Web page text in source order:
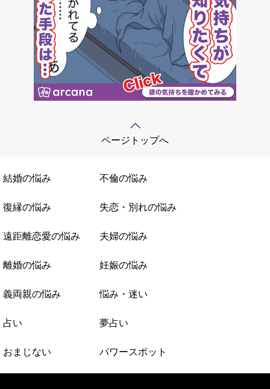
ページトップへ
結婚の悩み 不倫の悩み
復縁の悩み 失恋・別れの悩み
遠距離恋愛の悩み 夫婦の悩み
離婚の悩み 妊娠の悩み
義両親の悩み 悩み・迷い
占い 夢占い
おまじない パワースポット